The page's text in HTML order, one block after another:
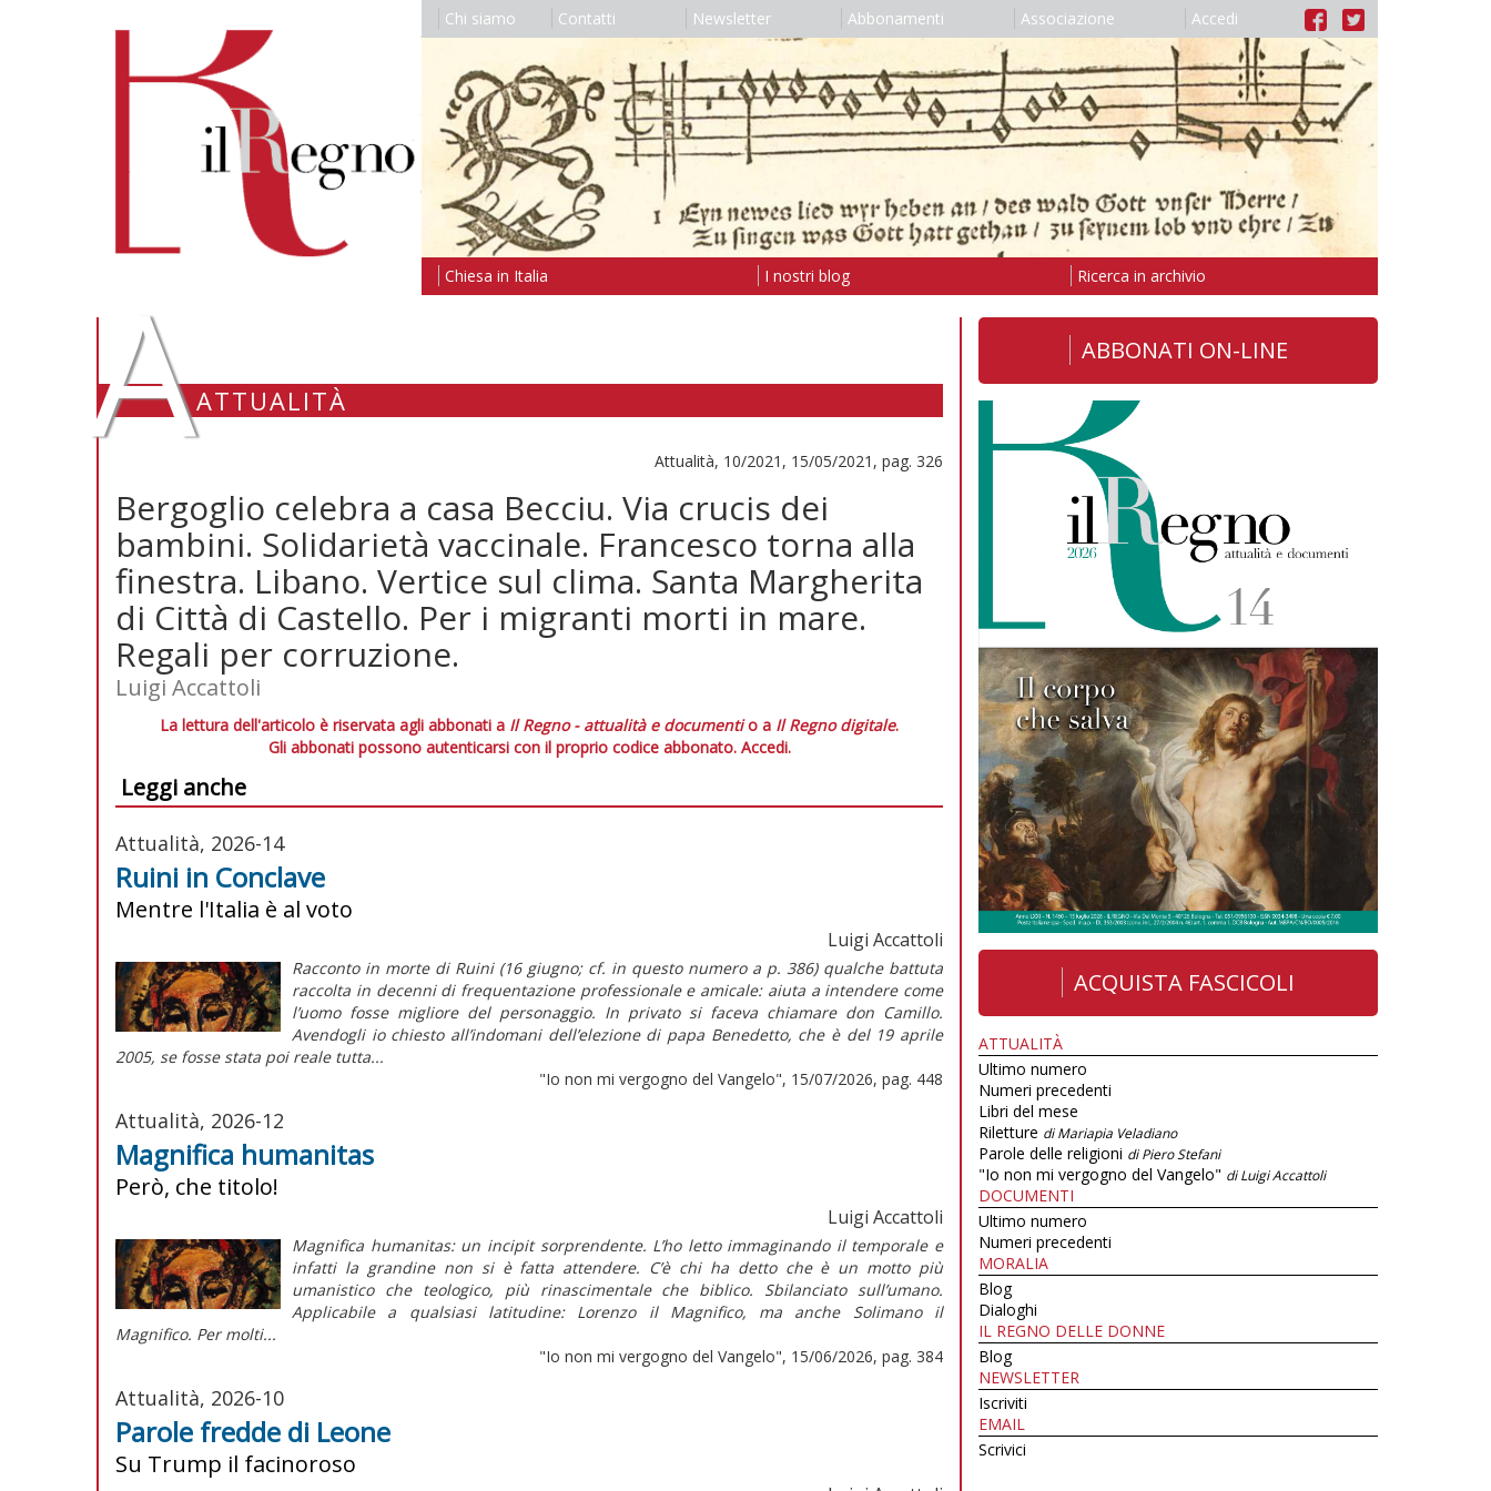
Chi siamo Contatti Newsletter Abbonamenti Associazione Accedi
Chiesa in Italia I nostri blog Ricerca in archivio
AATTUALITÀ
Attualità, 10/2021, 15/05/2021, pag. 326
Bergoglio celebra a casa Becciu. Via crucis dei
bambini. Solidarietà vaccinale. Francesco torna alla
finestra. Libano. Vertice sul clima. Santa Margherita
di Città di Castello. Per i migranti morti in mare.
Regali per corruzione.
Luigi Accattoli
La lettura dell'articolo è riservata agli abbonati a Il Regno - attualità e documentio a Il Regno digitale.
Gli abbonati possono autenticarsi con il proprio codice abbonato. Accedi.
Leggi anche
Attualità, 2026-14
Ruini in Conclave
Mentre l'Italia è al voto
Luigi Accattoli
Racconto in morte di Ruini (16 giugno; cf. in questo numero a p. 386) qualche battuta
raccolta in decenni di frequentazione professionale e amicale: aiuta a intendere come
l’uomo fosse migliore del personaggio. In privato si faceva chiamare don Camillo.
Avendogli io chiesto all’indomani dell’elezione di papa Benedetto, che è del 19 aprile
2005, se fosse stata poi reale tutta...
"Io non mi vergogno del Vangelo", 15/07/2026, pag. 448
Attualità, 2026-12
Magnifica humanitas
Però, che titolo!
Luigi Accattoli
Magnifica humanitas: un incipit sorprendente. L’ho letto immaginando il temporale e
infatti la grandine non si è fatta attendere. C’è chi ha detto che è un motto più
umanistico che teologico, più rinascimentale che biblico. Sbilanciato sull’umano.
Applicabile a qualsiasi latitudine: Lorenzo il Magnifico, ma anche Solimano il
Magnifico. Per molti...
"Io non mi vergogno del Vangelo", 15/06/2026, pag. 384
Attualità, 2026-10
Parole fredde di Leone
Su Trump il facinoroso
ABBONATI ON-LINE
ACQUISTA FASCICOLI
ATTUALITÀ
Ultimo numero
Numeri precedenti
Libri del mese
Riletture di Mariapia Veladiano
Parole delle religioni di Piero Stefani
"Io non mi vergogno del Vangelo" di Luigi Accattoli
DOCUMENTI
Ultimo numero
Numeri precedenti
MORALIA
Blog
Dialoghi
IL REGNO DELLE DONNE
Blog
NEWSLETTER
Iscriviti
EMAIL
Scrivici